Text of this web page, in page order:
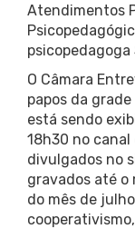
Atendimentos
O Câmara
papos da
está sendo
18h30 no canal
divulgados no
gravados até o
do mês de